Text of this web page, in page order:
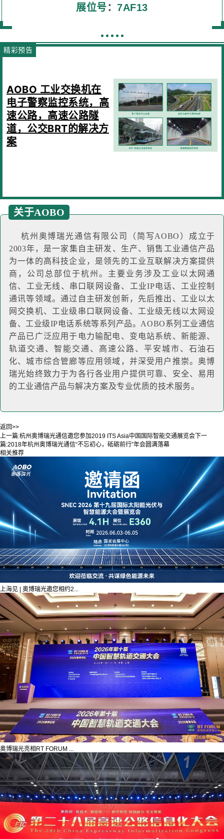
展位号：7AF13
精彩预告
AOBO 工业交换机在
电子警察监控系统，高
速公路，高速公路隧
道，公交BRT的解决方
案
关于AOBO
杭州奥博瑞光通信有限公司（简写AOBO）成立于
2003年，是一家集自主研发、生产、销售工业通信产品
为一体的高科技企业，是领先的工业互联解决方案提供
商，公司总部位于杭州。主要业务涉及工业以太网通
信、工业无线、串口联网设备、工业IP电话、工业控制
通讯等领域。通过自主研发创新，先后推出、工业以太
网交换机、工业级串口联网设备、工业级无线以太网设
备、工业级IP电话系统等系列产品。AOBO系列工业通信
产品已广泛应用于电力输配电、变电站系统、新能源、
轨道交通、智能交通、高速公路、平安城市、石油石
化、城市综合管廊等应用领域，并深受用户推崇。奥博
瑞光始终致力于为各行各业用户提供可靠、安全、易用
的工业通信产品与解决方案及专业优质的技术服务。
返回>>
上一篇:杭州奥博瑞光通信邀您参加2019 ITS Asia中国国际智能交通展览会 下一
篇:2018年杭州奥博瑞光通信“不忘初心，砥砺前行”年会圆满落幕
相关推荐
上海见 | 奥博瑞光邀您相约2...
奥博瑞光亮相RT FORUM ...